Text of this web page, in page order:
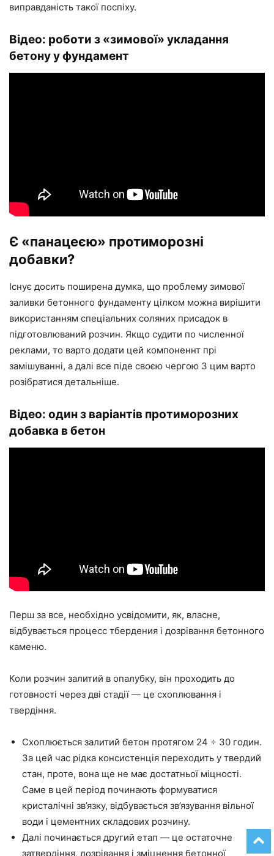
виправданість такої поспіху.
Відео: роботи з «зимової» укладання
бетону у фундамент
Є «панацеєю» протиморозні
добавки?
Існує досить поширена думка, що проблему зимової
заливки бетонного фундаменту цілком можна вирішити
використанням спеціальних соляних присадок в
підготовлюваний розчин. Якщо судити по численної
реклами, то варто додати цей компоненнт прі
замішуванні, а далі все піде своєю чергою З цим варто
розібратися детальніше.
Відео: один з варіантів протиморозних
добавка в бетон
Перш за все, необхідно усвідомити, як, власне,
відбувається процесс тбердения і дозрівання бетонного
каменю.
Коли розчин залитий в опалубку, він проходить до
готовності через дві стадії — це схоплювання і
твердіння.
Схоплюється залитий бетон протягом 24 ÷ 30 годин.
За цей час рідка консистенція переходить у твердий
стан, проте, вона ще не має достатньої міцності.
Саме в цей період починають формуватися
кристалічні зв’язку, відбувається зв’язування вільної
води і цементних складових розчину.
Далі починається другий етап — це остаточне
затвердіння, дозрівання і зміцнення бетонної